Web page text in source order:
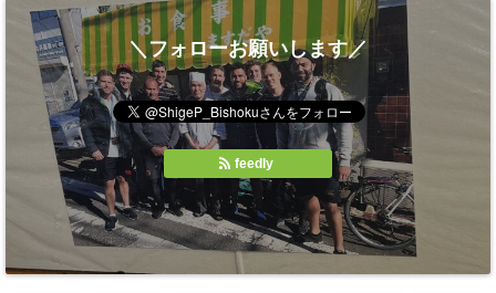
＼フォローお願いします／
feedly